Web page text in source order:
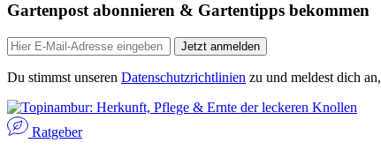
Gartenpost abonnieren & Gartentipps bekommen
Jetzt anmelden
Du stimmst unseren Datenschutzrichtlinien zu und meldest dich
Ratgeber